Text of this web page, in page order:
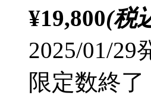
¥19,800(税
2025/01/29
限定数終了